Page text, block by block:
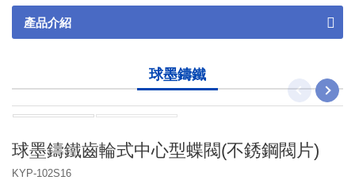
單
產品介紹
鑄鐵
球墨鑄鐵
球墨鑄鐵齒輪式中心型蝶閥(不銹鋼閥片)
KYP-102S16